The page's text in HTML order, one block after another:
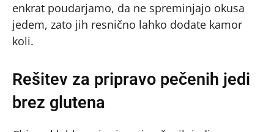
enkrat poudarjamo, da ne spreminjajo okusa
jedem, zato jih resnično lahko dodate kamor
koli.
Rešitev za pripravo pečenih jedi
brez glutena